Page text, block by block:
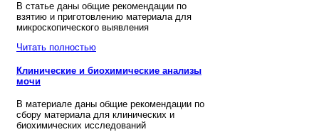
В статье даны общие рекомендации по
взятию и приготовлению материала для
микроскопического выявления
Читать полностью
Клинические и биохимические анализы
мочи
В материале даны общие рекомендации по
сбору материала для клинических и
биохимических исследований